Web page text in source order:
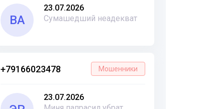
ВА
23.07.2026
Сумашедший неадекват
+79166023478 Мошенники
23.07.2026